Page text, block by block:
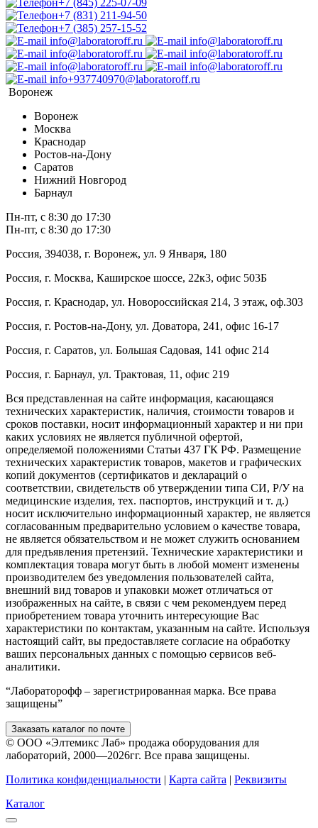
+7 (831) 211-94-50
+7 (385) 257-15-52
info@laboratoroff.ru
info@laboratoroff.ru
info@laboratoroff.ru
info@laboratoroff.ru
info@laboratoroff.ru
info@laboratoroff.ru
info+937740970@laboratoroff.ru
Воронеж
Воронеж
Москва
Краснодар
Ростов-на-Дону
Саратов
Нижний Новгород
Барнаул
Пн-пт, с 8:30 до 17:30
Пн-пт, с 8:30 до 17:30
Россия, 394038, г. Воронеж, ул. 9 Января, 180
Россия, г. Москва, Каширское шоссе, 22к3, офис 503Б
Россия, г. Краснодар, ул. Новороссийская 214, 3 этаж, оф.303
Россия, г. Ростов-на-Дону, ул. Доватора, 241, офис 16-17
Россия, г. Саратов, ул. Большая Садовая, 141 офис 214
Россия, г. Барнаул, ул. Трактовая, 11, офис 219
Вся представленная на сайте информация, касающаяся
технических характеристик, наличия, стоимости товаров и
сроков поставки, носит информационный характер и ни при
каких условиях не является публичной офертой,
определяемой положениями Статьи 437 ГК РФ. Размещение
технических характеристик товаров, макетов и графических
копий документов (сертификатов и деклараций о
соответствии, свидетельств об утверждении типа СИ, Р/У на
медицинские изделия, тех. паспортов, инструкций и т. д.)
носит исключительно информационный характер, не является
согласованным предварительно условием о качестве товара,
не является обязательством и не может служить основанием
для предъявления претензий. Технические характеристики и
комплектация товара могут быть в любой момент изменены
производителем без уведомления пользователей сайта,
внешний вид товаров и упаковки может отличаться от
изображенных на сайте, в связи с чем рекомендуем перед
приобретением товара уточнить интересующие Вас
характеристики по контактам, указанным на сайте. Используя
настоящий сайт, вы предоставляете согласие на обработку
ваших персональных данных с помощью сервисов веб-
аналитики.
“Лабораторофф – зарегистрированная марка. Все права
защищены”
Заказать каталог по почте
© ООО «Элтемикс Лаб» продажа оборудования для
лабораторий, 2000—2026гг. Все права защищены.
Политика конфиденциальности | Карта сайта | Реквизиты
Каталог